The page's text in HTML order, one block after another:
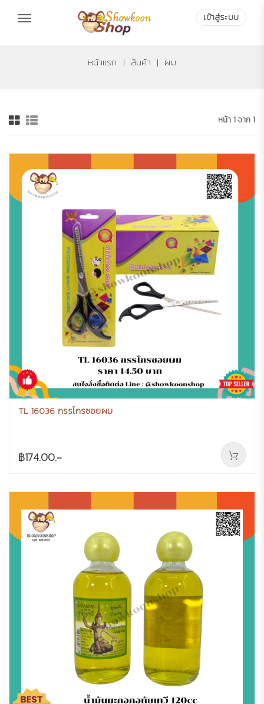
เข้าสู่ระบบ
เข้าสู่ระบบ
หน้าแรก | สินค้า | ผม
หน้า 1 จาก 1
TL 16036 กรรไกรซอยผม
฿174.00.-